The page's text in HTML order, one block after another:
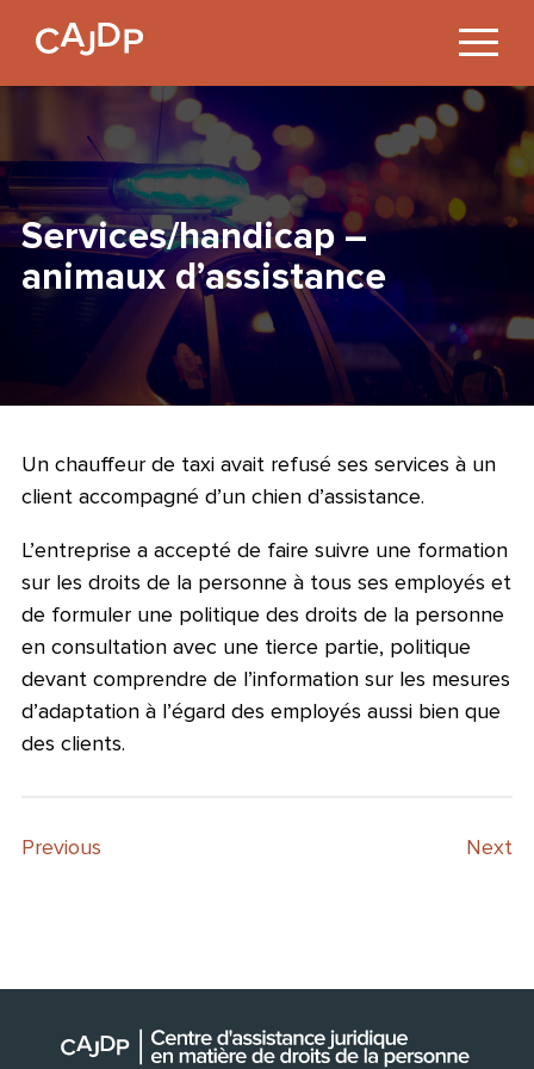
Services/handicap –
animaux d’assistance
Un chauffeur de taxi avait refusé ses services à un
client accompagné d’un chien d’assistance.
L’entreprise a accepté de faire suivre une formation
sur les droits de la personne à tous ses employés et
de formuler une politique des droits de la personne
en consultation avec une tierce partie, politique
devant comprendre de l’information sur les mesures
d’adaptation à l’égard des employés aussi bien que
des clients.
Previous Next